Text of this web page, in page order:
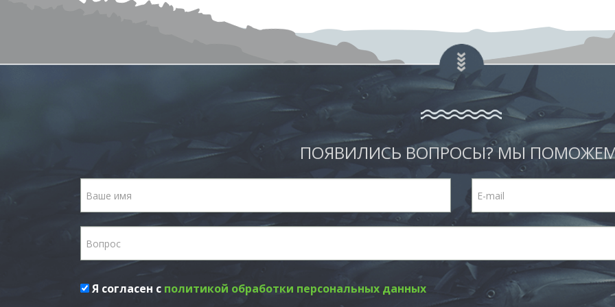
ПОЯВИЛИСЬ ВОПРОСЫ? МЫ
Я согласен с политикой обработки персональных данных